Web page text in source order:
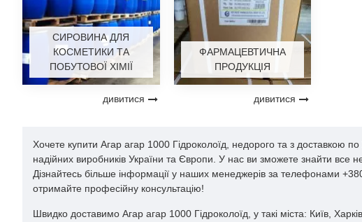
СИРОВИНА ДЛЯ
КОСМЕТИКИ ТА
ПОБУТОВОЇ ХІМІЇ
дивитися
ФАРМАЦЕВТИЧНА
ПРОДУКЦІЯ
дивитися
Хочете купити Агар агар 1000 Гідроколоїд, недорого та з доставкою
надійних виробників України та Європи. У нас ви зможете знайти все
Дізнайтесь більше інформації у наших менеджерів за телефонами
отримайте професійну консультацію!
Швидко доставимо Агар агар 1000 Гідроколоїд, у такі міста: Київ,